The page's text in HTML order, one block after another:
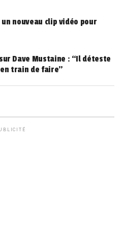
nouveau clip vidéo pour
Dave Mustaine : “Il déteste
train de faire”